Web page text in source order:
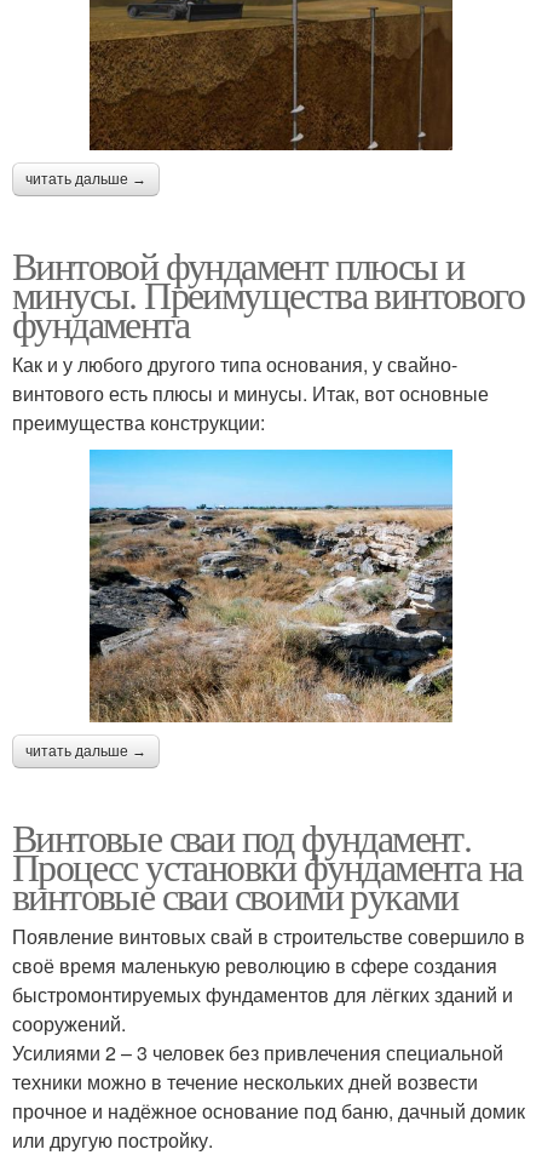
читать дальше →
Винтовой фундамент плюсы и
минусы. Преимущества винтового
фундамента
Как и у любого другого типа основания, у свайно-
винтового есть плюсы и минусы. Итак, вот основные
преимущества конструкции:
читать дальше →
Винтовые сваи под фундамент.
Процесс установки фундамента на
винтовые сваи своими руками
Появление винтовых свай в строительстве совершило в
своё время маленькую революцию в сфере создания
быстромонтируемых фундаментов для лёгких зданий и
сооружений.
Усилиями 2 – 3 человек без привлечения специальной
техники можно в течение нескольких дней возвести
прочное и надёжное основание под баню, дачный домик
или другую постройку.